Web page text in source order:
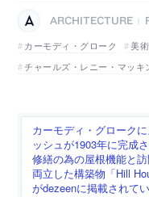
ARCHITECTURE
カーモディ・グローク
美
チャールズ・レニー・マッキ
カーモディ・グローク
ッシュが1903年に完成
修繕の為の屋根機能と
両立した構築物「Hill
がdezeenに掲載されて